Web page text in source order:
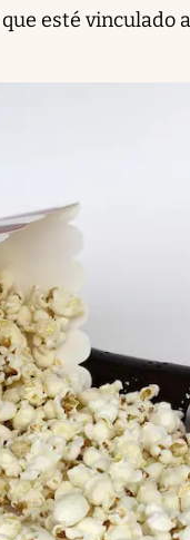
esté vinculado